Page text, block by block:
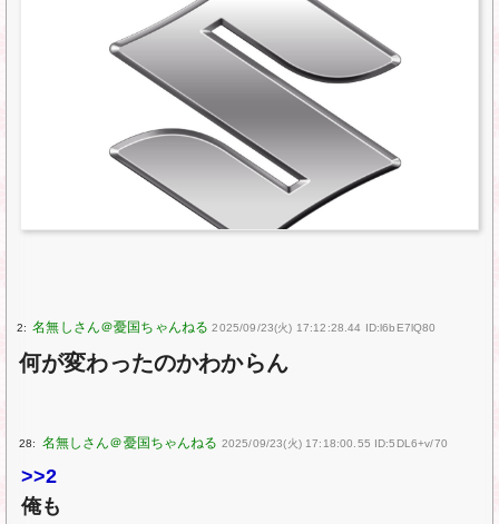
2: 2025/09/23(火) 17:12:28.44 ID:l6bE7lQ80
何が変わったのかわからん
28: 2025/09/23(火) 17:18:00.55 ID:5DL6+v/70
>>2
俺も